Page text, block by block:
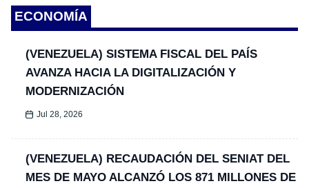
ECONOMÍA
(VENEZUELA) SISTEMA FISCAL DEL PAÍS
AVANZA HACIA LA DIGITALIZACIÓN Y
MODERNIZACIÓN
Jul 28, 2026
(VENEZUELA) RECAUDACIÓN DEL SENIAT DEL
MES DE MAYO ALCANZÓ LOS 871 MILLONES DE